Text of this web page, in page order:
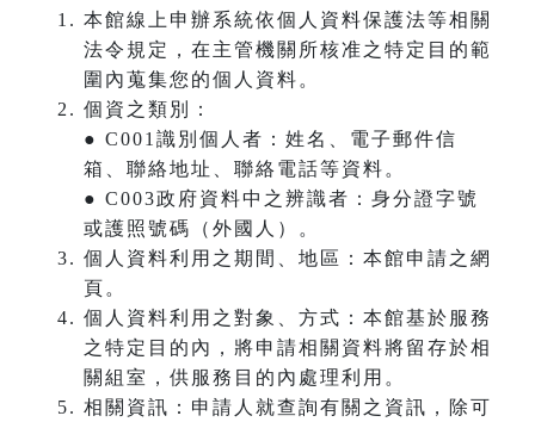
本館線上申辦系統依個人資料保護法等相關
法令規定，在主管機關所核准之特定目的範
圍內蒐集您的個人資料。
個資之類別：
● C001識別個人者：姓名、電子郵件信
箱、聯絡地址、聯絡電話等資料。
● C003政府資料中之辨識者：身分證字號
或護照號碼（外國人）。
個人資料利用之期間、地區：本館申請之網
頁。
個人資料利用之對象、方式：本館基於服務
之特定目的內，將申請相關資料將留存於相
關組室，供服務目的內處理利用。
相關資訊：申請人就查詢有關之資訊，除可